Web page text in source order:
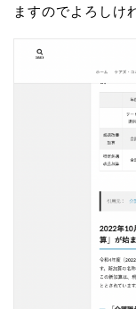
ますのでよろしけ